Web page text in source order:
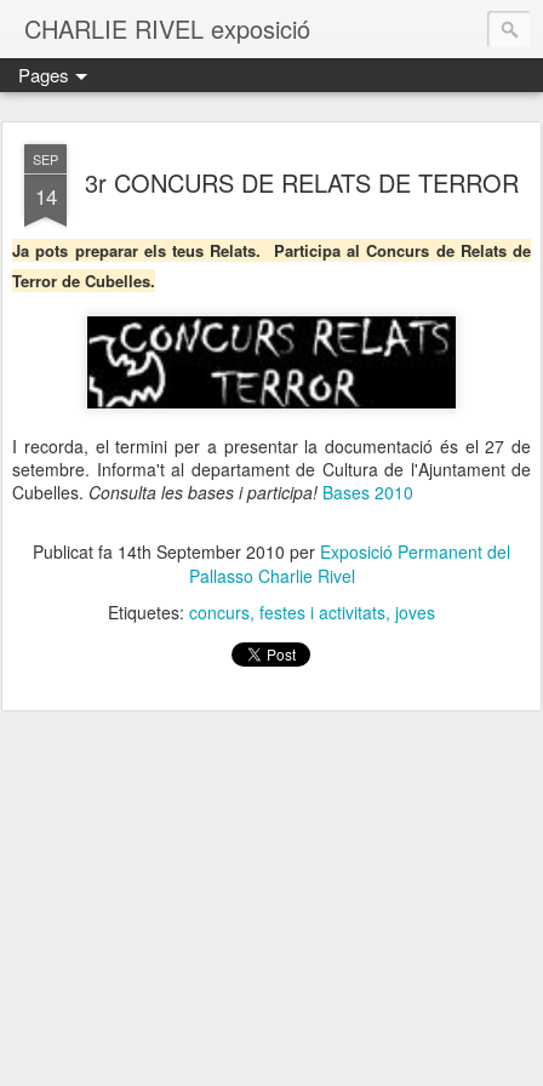
CHARLIE RIVEL exposició
Pages
SEP
14 3r CONCURS DE RELATS DE TERROR
Ja pots preparar els teus Relats. Participa al Concurs de Relats de
Terror de Cubelles.
I recorda, el termini per a presentar la documentació és el 27 de
setembre. Informa't al departament de Cultura de l'Ajuntament de
Cubelles. Consulta les bases i participa! Bases 2010
Publicat fa 14th September 2010 per Exposició Permanent del
Pallasso Charlie Rivel
Etiquetes: concurs festes i activitats joves